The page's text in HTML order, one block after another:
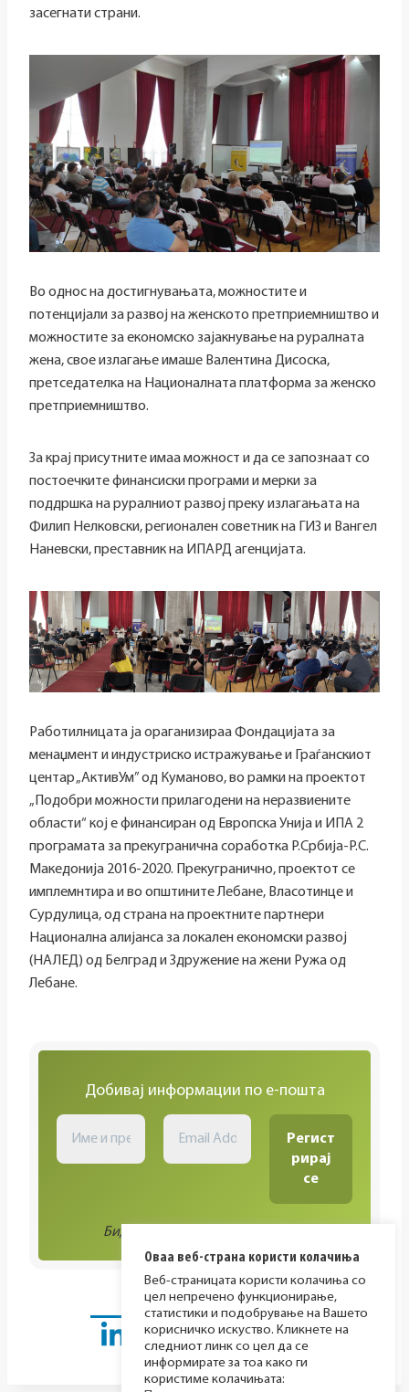
засегнати страни.
Во однос на достигнувањата, можностите и
потенцијали за развој на женското претприемништво и
можностите за економско зајакнување на руралната
жена, свое излагање имаше Валентина Дисоска,
претседателка на Националната платформа за женско
претприемништво.
За крај присутните имаа можност и да се запознаат со
постоечките финансиски програми и мерки за
поддршка на руралниот развој преку излагањата на
Филип Нелковски, регионален советник на ГИЗ и Вангел
Наневски, преставник на ИПАРД агенцијата.
Работилницата ја ораганизираа Фондацијата за
менаџмент и индустриско истражување и Граѓанскиот
центар „АктивУм” од Куманово, во рамки на проектот
„Подобри можности прилагодени на неразвиените
области“ кој е финансиран од Европска Унија и ИПА 2
програмата за прекугранична соработка Р.Србија-Р.С.
Македонија 2016-2020. Прекугранично, проектот се
имплемнтира и во општините Лебане, Власотинце и
Сурдулица, од страна на проектните партнери
Национална алијанса за локален економски развој
(НАЛЕД) од Белград и Здружение на жени Ружа од
Лебане.
Добивај информации по е-пошта
Биди во тек со сите активности!
Оваа веб-страна користи колачиња
Веб-страницата користи колачиња со
цел непречено функционирање,
статистики и подобрување на Вашето
корисничко искуство. Кликнете на
следниот линк со цел да се
информирате за тоа како ги
користиме колачињата: